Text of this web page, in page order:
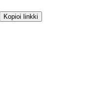
Kopioi linkki